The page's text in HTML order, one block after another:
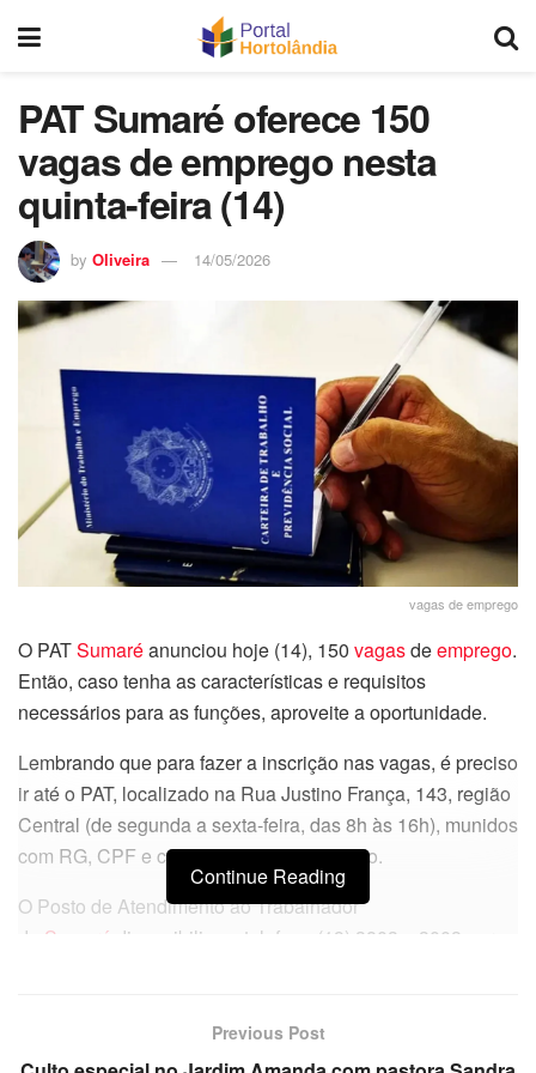
PAT Sumaré oferece 150
vagas de emprego nesta
quinta-feira (14)
by Oliveira 14/05/2026
vagas de emprego
O PATSumaréanunciou hoje (14), 150 vagasdeemprego.
Então, caso tenha as características e requisitos
necessários para as funções, aproveite a oportunidade.
Lembrando que para fazer a inscrição nas vagas, é preciso
ir até o PAT, localizado na Rua Justino França, 143, região
Central (de segunda a sexta-feira, das 8h às 16h), munidos
com RG, CPF e comprovante de endereço.
O Posto de Atendimento ao Trabalhador
de Sumaré disponibiliza o telefone (19) 3803 – 3003 para
Confira algumas das vagas de
Continue Reading
Previous Post